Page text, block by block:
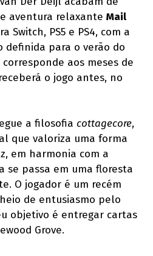
aventura relaxanteMail
Switch, PS5 e PS4, com a
para o verão do
aos meses de
o jogo antes, no
a filosofia cottagecore,
que valoriza uma forma
em harmonia com a
se passa em uma floresta
O jogador é um recém
de entusiasmo pelo
objetivo é entregar cartas
Grove.